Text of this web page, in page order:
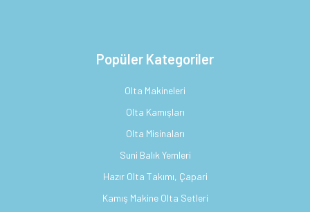
Popüler Kategoriler
Olta Makineleri
Olta Kamışları
Olta Misinaları
Suni Balık Yemleri
Hazır Olta Takımı, Çapari
Kamış Makine Olta Setleri